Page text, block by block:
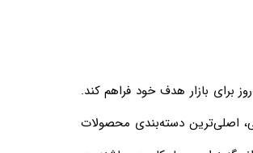
برای بازار هدف خود فراهم کند.
اصلی‌ترین دسته‌بندی محصولات